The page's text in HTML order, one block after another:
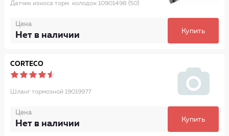
Датчик износа торм. колодок 10901498 (50)
Цена
Нет в наличии Купить
CORTECO
Шланг тормозной 19019977
Цена
Нет в наличии Купить